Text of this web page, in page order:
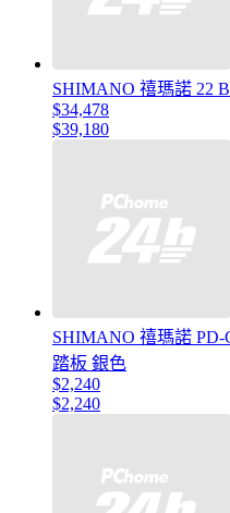
SHIMANO 禧瑪諾 22
$34,478
$39,180
SHIMANO 禧瑪諾
踏板 銀色
$2,240
$2,240